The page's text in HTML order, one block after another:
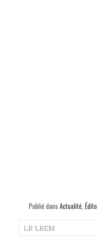
Publié dans Actualité, Édito
LR LREM